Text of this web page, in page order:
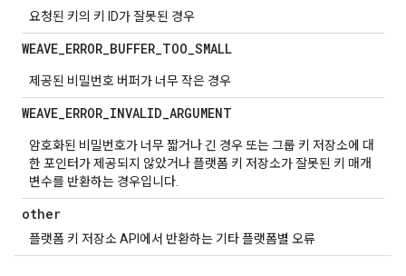
요청된 키의 키 ID가 잘못된 경우
WEAVE_ERROR_BUFFER_TOO_SMALL
제공된 비밀번호 버퍼가 너무 작은 경우
WEAVE_ERROR_INVALID_ARGUMENT
암호화된 비밀번호가 너무 짧거나 긴 경우 또는 그룹 키 저장소에 대
한 포인터가 제공되지 않았거나 플랫폼 키 저장소가 잘못된 키 매개
변수를 반환하는 경우입니다.
other
플랫폼 키 저장소 API에서 반환하는 기타 플랫폼별 오류